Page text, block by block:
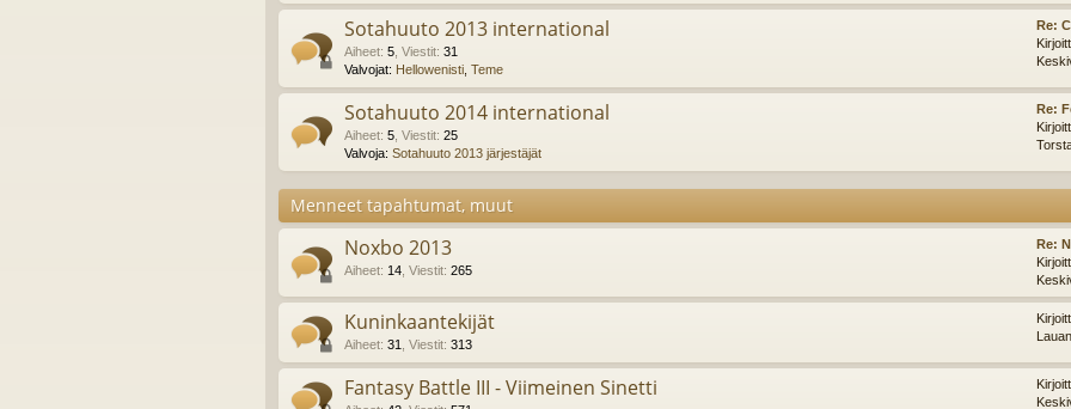
Sotahuuto 2013 international
Aiheet: 5 Viestit: 31
Valvojat: Hellowenisti Teme
Re:
Sotahuuto 2014 international
Aiheet: 5 Viestit: 25
Valvoja: Sotahuuto 2013 järjestäjät
Re:
Menneet tapahtumat, muut
Noxbo 2013
Aiheet: 14 Viestit: 265
Re:
Kuninkaantekijät
Aiheet: 31 Viestit: 313
Fantasy Battle III - Viimeinen Sinetti